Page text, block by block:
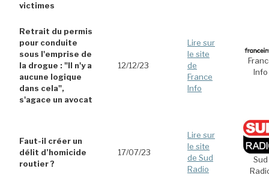
victimes
Retrait du permis
pour conduite
sous l'emprise de
la drogue : "Il n'y a
aucune logique
dans cela",
s'agace un avocat
12/12/23
Lire sur
le site
de
France
Info
Info
Faut-il créer un
délit d’homicide
routier ?
17/07/23
Lire sur
le site
de Sud
Radio
Sud